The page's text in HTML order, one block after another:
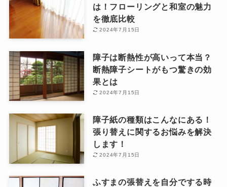
は！フローリングと和室の魅力
を徹底比較
2024年7月15日
障子は断熱性が高いって本当？
断熱障子シートがもつ驚きの効
果とは
2024年7月15日
障子紙の種類はこんなにある！
張り替えに関するお悩みを解決
します！
2024年7月15日
ふすまの張替えを自分でする時